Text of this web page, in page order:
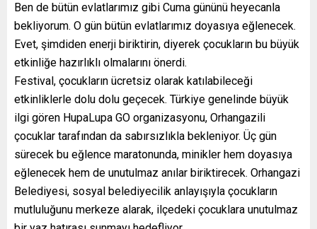
Ben de bütün evlatlarımız gibi Cuma gününü heyecanla
bekliyorum. O gün bütün evlatlarımız doyasıya eğlenecek.
Evet, şimdiden enerji biriktirin, diyerek çocukların bu büyük
etkinliğe hazırlıklı olmalarını önerdi.
Festival, çocukların ücretsiz olarak katılabileceği
etkinliklerle dolu dolu geçecek. Türkiye genelinde büyük
ilgi gören HupaLupa GO organizasyonu, Orhangazili
çocuklar tarafından da sabırsızlıkla bekleniyor. Üç gün
sürecek bu eğlence maratonunda, minikler hem doyasıya
eğlenecek hem de unutulmaz anılar biriktirecek. Orhangazi
Belediyesi, sosyal belediyecilik anlayışıyla çocukların
mutluluğunu merkeze alarak, ilçedeki çocuklara unutulmaz